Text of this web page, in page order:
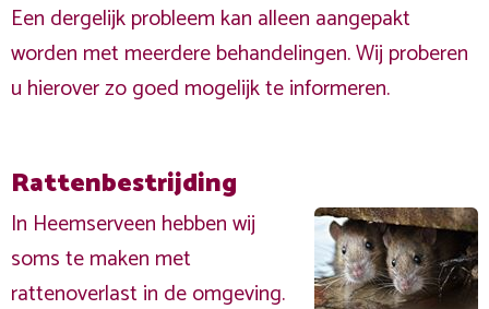
Een dergelijk probleem kan alleen aangepakt
worden met meerdere behandelingen. Wij proberen
u hierover zo goed mogelijk te informeren.
Rattenbestrijding
In Heemserveen hebben wij
soms te maken met
rattenoverlast in de omgeving.